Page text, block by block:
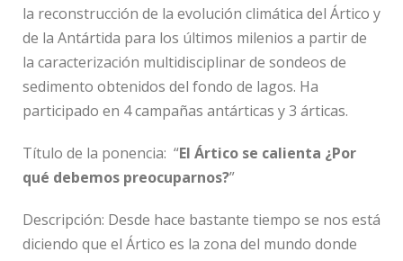
la reconstrucción de la evolución climática del Ártico y
de la Antártida para los últimos milenios a partir de
la caracterización multidisciplinar de sondeos de
sedimento obtenidos del fondo de lagos. Ha
participado en 4 campañas antárticas y 3 árticas.
Título de la ponencia: “El Ártico se calienta ¿Por
qué debemos preocuparnos?”
Descripción: Desde hace bastante tiempo se nos está
diciendo que el Ártico es la zona del mundo donde